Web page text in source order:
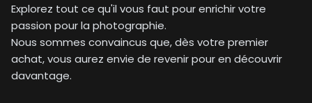
Explorez tout ce qu'il vous faut pour enrichir votre
passion pour la photographie.
Nous sommes convaincus que, dès votre premier
achat, vous aurez envie de revenir pour en découvrir
davantage.